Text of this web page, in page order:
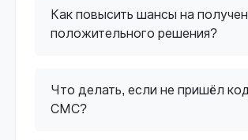
Как повысить шансы на
положительного решения?
Что делать, если не пришёл
СМС?